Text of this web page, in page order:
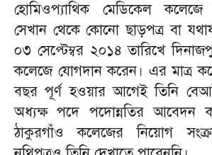
হোমিওপ্যাথিক মেডিকেল কলেজে
সেখান থেকে কোনো ছাড়পত্র বা
০৩ সেপ্টেম্বর ২০১৪ তারিখে
কলেজে যোগদান করেন। এর মাত্র
বছর পূর্ণ হওয়ার আগেই তিনি
অধ্যক্ষ পদে পদোন্নতির আবেদন
ঠাকুরগাঁও কলেজের নিয়োগ